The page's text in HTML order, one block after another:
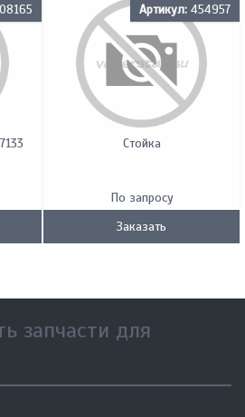
Артикул: 454957
Стойка
По запросу
Заказать
запчасти для